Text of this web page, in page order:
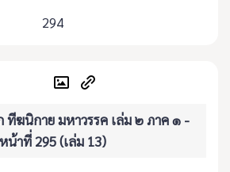
294
ฆนิกาย มหาวรรค เล่ม ๒ ภาค ๑ -
หน้าที่ 295 (เล่ม 13)